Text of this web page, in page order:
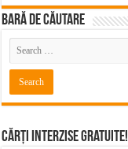
BARĂ DE CĂUTARE
Cărți Interzise Gratuite!